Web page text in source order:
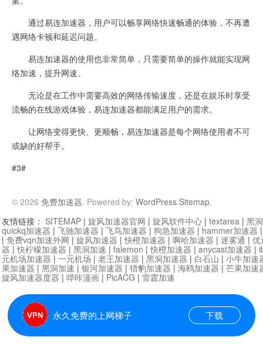
通过易连加速器，用户可以畅享网络快速畅通的体验，不再遭
遇网络卡顿和延迟问题。
易连加速器的使用也非常简单，只需要简单的操作就能实现网
络加速，提升网速。
无论是在工作中需要高效的网络传输速度，还是在娱乐时享受
流畅的在线游戏体验，易连加速器都能满足用户的需求。
让网络变得更快、更顺畅，易连加速器是每个网络使用者不可
或缺的好帮手。
#3#
© 2026 免费加速器. Powered by: WordPress.Sitemap.
永久免费的上网梯子 下载
友情链接： SITEMAP | 旋风加速器官网 | 旋风软件中心 | textarea | 黑
quickq加速器 | 飞驰加速器 | 飞鸟加速器 | 狗急加速器 | hammer加速器
| 免费vqn加速外网 | 旋风加速器 |快橙加速器 | 啊哈加速器 | 迷雾通 | 优
器 |快柠檬加速器 | 黑洞加速 | falemon |快橙加速器 | anycast加速器 |
元机场加速器 | 一元机场 | 老王加速器 | 黑洞加速器 | 白石山 | 小牛加速
果加速器 | 黑洞加速 | 银河加速器 | 猎豹加速器 | 海鸥加速器 | 芒果加速
旋风加速器度器 | 哔咔漫画 | PicACG | 雷霆加速